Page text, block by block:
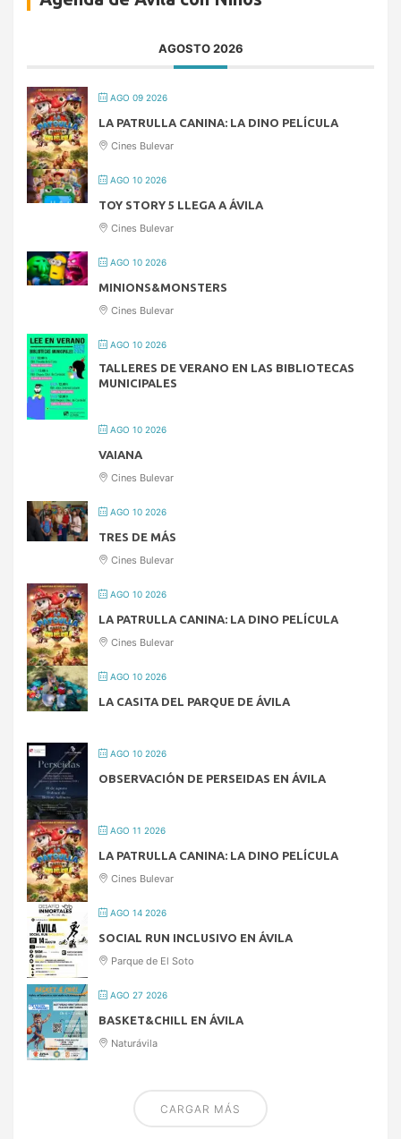
AGOSTO 2026
AGO 09 2026
LA PATRULLA CANINA: LA DINO PELÍCULA
Cines Bulevar
AGO 10 2026
TOY STORY 5 LLEGA A ÁVILA
Cines Bulevar
AGO 10 2026
MINIONS&MONSTERS
Cines Bulevar
AGO 10 2026
TALLERES DE VERANO EN LAS BIBLIOTECAS
MUNICIPALES
AGO 10 2026
VAIANA
Cines Bulevar
AGO 10 2026
TRES DE MÁS
Cines Bulevar
AGO 10 2026
LA PATRULLA CANINA: LA DINO PELÍCULA
Cines Bulevar
AGO 10 2026
LA CASITA DEL PARQUE DE ÁVILA
AGO 10 2026
OBSERVACIÓN DE PERSEIDAS EN ÁVILA
AGO 11 2026
LA PATRULLA CANINA: LA DINO PELÍCULA
Cines Bulevar
AGO 14 2026
SOCIAL RUN INCLUSIVO EN ÁVILA
Parque de El Soto
AGO 27 2026
BASKET&CHILL EN ÁVILA
Naturávila
CARGAR MÁS